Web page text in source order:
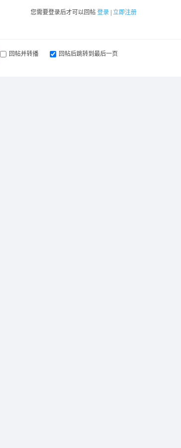
您需要登录后才可以回帖 登录 立即注册
回帖并转播 回帖后跳转到最后一页